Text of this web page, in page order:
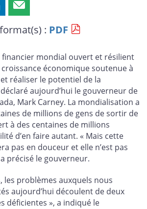
Partager
page
courriel
: PDF
financier mondial ouvert et résilient
économique soutenue à
réaliser le potentiel de la
aujourd’hui le gouverneur de
Mark Carney. La mondialisation a
de millions de gens de sortir de
à des centaines de millions
d’en faire autant. « Mais cette
pas en douceur et elle n’est pas
précisé le gouverneur.
les problèmes auxquels nous
aujourd’hui découlent de deux
déficientes », a indiqué le